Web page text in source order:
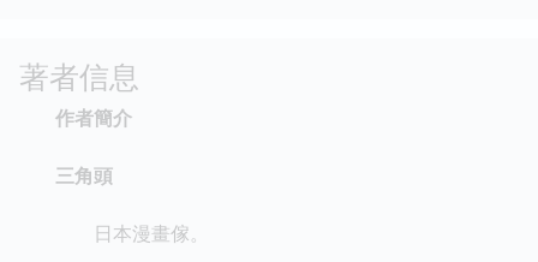
著者信息
作者簡介
三角頭
日本漫畫傢。